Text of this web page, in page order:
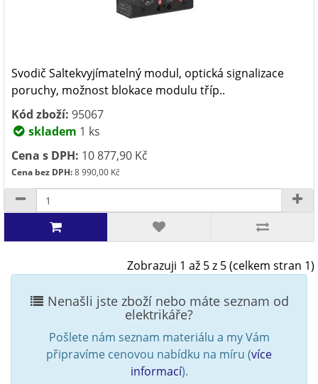
Svodič Saltekvyjímatelný modul, optická signalizace
poruchy, možnost blokace modulu tříp..
Kód zboží: 95067
skladem 1 ks
Cena s DPH: 10 877,90 Kč
Cena bez DPH:8 990,00 Kč
Zobrazuji 1 až 5 z 5 (celkem stran 1)
Nenašli jste zboží nebo máte seznam od
elektrikáře?
Pošlete nám seznam materiálu a my Vám
připravíme cenovou nabídku na míru (více
informací).